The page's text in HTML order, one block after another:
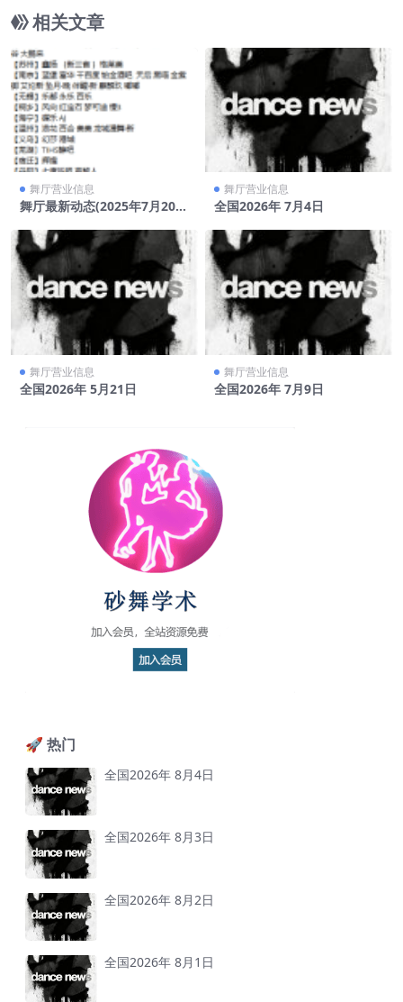
相关文章
舞厅营业信息
舞厅最新动态(2025年7月20
舞厅营业信息
全国2026年 7月4日
舞厅营业信息
全国2026年 5月21日
舞厅营业信息
全国2026年 7月9日
🚀 热门
全国2026年 8月4日
全国2026年 8月3日
全国2026年 8月2日
全国2026年 8月1日